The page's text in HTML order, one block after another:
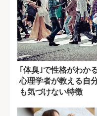
｢体臭｣で性格がわか
心理学者が教える自
も気づけない特徴